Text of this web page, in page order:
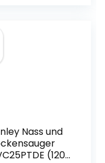
Gelb
Nass und
(1200